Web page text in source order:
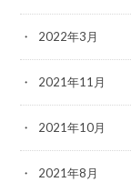
2022年3月
2021年11月
2021年10月
2021年8月